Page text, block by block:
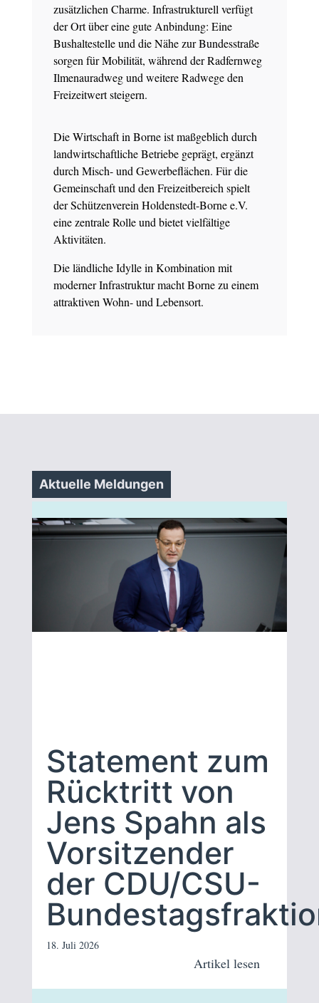
zusätzlichen Charme. Infrastrukturell verfügt
der Ort über eine gute Anbindung: Eine
Bushaltestelle und die Nähe zur Bundesstraße
sorgen für Mobilität, während der Radfernweg
Ilmenauradweg und weitere Radwege den
Freizeitwert steigern.
Die Wirtschaft in Borne ist maßgeblich durch
landwirtschaftliche Betriebe geprägt, ergänzt
durch Misch- und Gewerbeflächen. Für die
Gemeinschaft und den Freizeitbereich spielt
der Schützenverein Holdenstedt-Borne e.V.
eine zentrale Rolle und bietet vielfältige
Aktivitäten.
Die ländliche Idylle in Kombination mit
moderner Infrastruktur macht Borne zu einem
attraktiven Wohn- und Lebensort.
Aktuelle Meldungen
Statement zum
Rücktritt von
Jens Spahn als
Vorsitzender
der CDU/CSU-
18. Juli 2026
Artikel lesen